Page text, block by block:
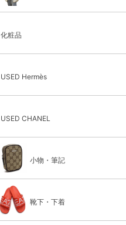
化粧品
USED Hermès
USED CHANEL
小物・筆記
靴下・下着